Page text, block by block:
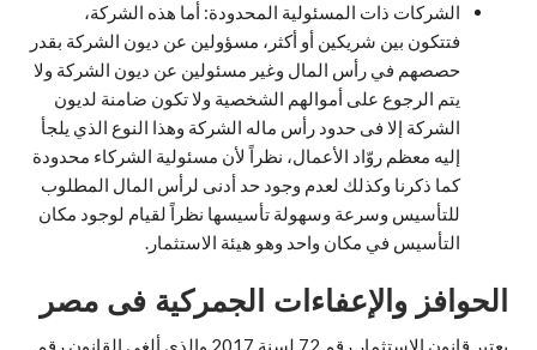
الشركات ذات المسئولية المحدودة: أما هذه الشركة،
فتتكون بين شريكين أو أكثر، مسؤولين عن ديون الشركة بقدر
حصصهم في رأس المال وغير مسئولين عن ديون الشركة ولا
يتم الرجوع على أموالهم الشخصية ولا تكون ضامنة لديون
الشركة إلا فى حدود رأس ماله الشركة وهذا النوع الذي يلجأ
إليه معظم روّاد الأعمال، نظراً لأن مسئولية الشركاء محدودة
كما ذكرنا وكذلك لعدم وجود حد أدنى لرأس المال المطلوب
للتأسيس وسرعة وسهولة تأسيسها نظراً لقيام لوجود مكان
التأسيس في مكان واحد وهو هيئة الاستثمار.
الحوافز والإعفاءات الجمركية فى مصر
يعتبر قانون الاستثمار رقم 72 لسنة 2017 والذي ألغى القانون رقم